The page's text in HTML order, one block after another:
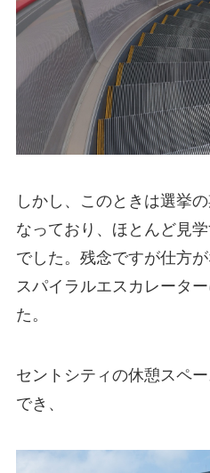
しかし、このときは選挙
なっており、ほとんど見
でした。残念ですが仕方
スパイラルエスカレータ
た。
セントシティの休憩スペ
でき、